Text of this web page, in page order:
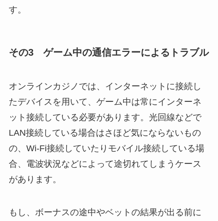
す。
その3 ゲーム中の通信エラーによるトラブル
オンラインカジノでは、インターネットに接続し
たデバイスを用いて、ゲーム中は常にインターネ
ット接続している必要があります。光回線などで
LAN接続している場合はさほど気にならないもの
の、Wi-Fi接続していたりモバイル接続している場
合、電波状況などによって途切れてしまうケース
があります。
もし、ボーナスの途中やベットの結果が出る前に